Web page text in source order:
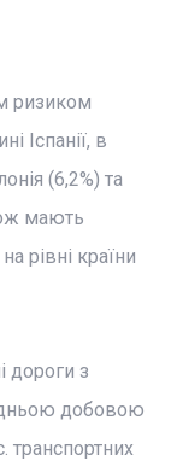
ризиком
Іспанії, в
(6,2%) та
мають
рівні країни
дороги з
добовою
транспортних